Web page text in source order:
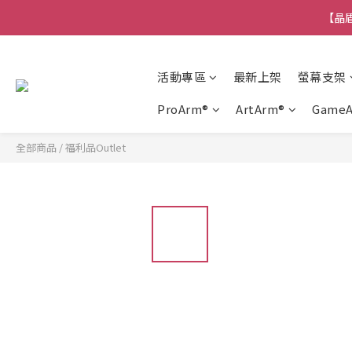
【
活動專區 最新上架
螢幕支架
ProArm®
ArtArm®
全部商品 /福利品Outlet